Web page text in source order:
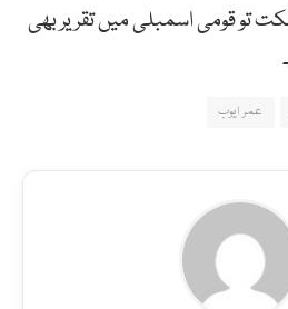
تو قومی اسمبلی میں تقریر بھی
عمر ایوب